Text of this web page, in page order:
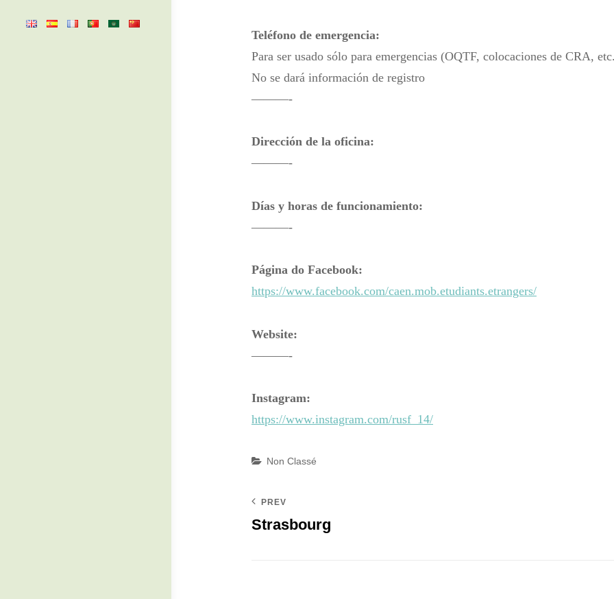
Teléfono de emergencia:
Para ser usado sólo para emergencias (OQTF, colocaciones de CRA,
No se dará información de registro
———-
Dirección de la oficina:
———-
Días y horas de funcionamiento:
———-
Página do Facebook:
https://www.facebook.com/caen.mob.etudiants.etrangers/
Website:
———-
Instagram:
https://www.instagram.com/rusf_14/
Categories
Non Classé
PREV
Strasbourg